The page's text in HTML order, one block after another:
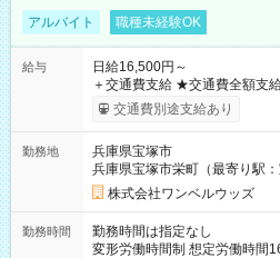
アルバイト 職種未経験OK
給与
日給16,500円～
＋交通費支給 ★交通費全額支給！ ★日払いOK！（規定あり） ┗
働いたその日に現金GET♪ お
交通費別途支給あり
勤務地
兵庫県宝塚市
兵庫県宝塚市栄町（最寄り駅：
株式会社ワンベルウッズ
勤務時間
勤務時間は指定なし
変形労働時間制 想定労働時間160時間/月 【シ